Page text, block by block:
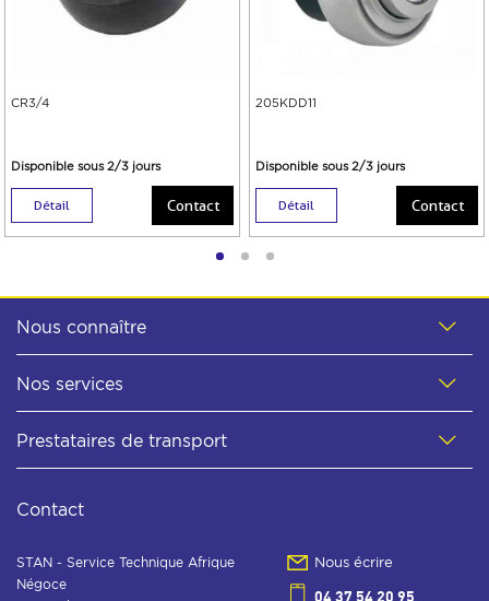
CR3/4
Disponible sous 2/3 jours
Détail Contact
205KDD11
Disponible sous 2/3 jours
Détail Contact
Nous connaître
Nos services
Prestataires de transport
Contact
STAN - Service Technique Afrique
Négoce
Nous écrire
04 37 54 20 95